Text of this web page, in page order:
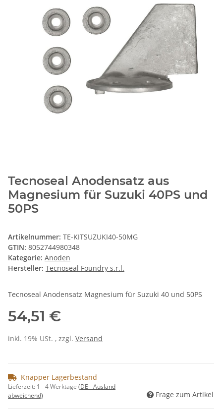
Tecnoseal Anodensatz aus
Magnesium für Suzuki 40PS und
50PS
Artikelnummer: TE-KITSUZUKI40-50MG
GTIN: 8052744980348
Kategorie: Anoden
Hersteller: Tecnoseal Foundry s.r.l.
Tecnoseal Anodensatz Magnesium für Suzuki 40 und 50PS
54,51 €
inkl. 19% USt. , zzgl. Versand
Knapper Lagerbestand
Lieferzeit: 1 - 4 Werktage (DE - Ausland
abweichend)
Frage zum Artikel